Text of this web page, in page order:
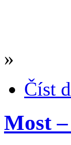
»
Číst
Most